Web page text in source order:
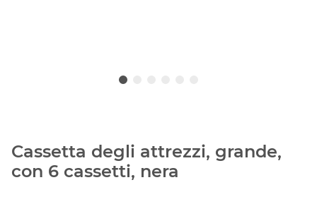
Cassetta degli attrezzi, grande,
con 6 cassetti, nera